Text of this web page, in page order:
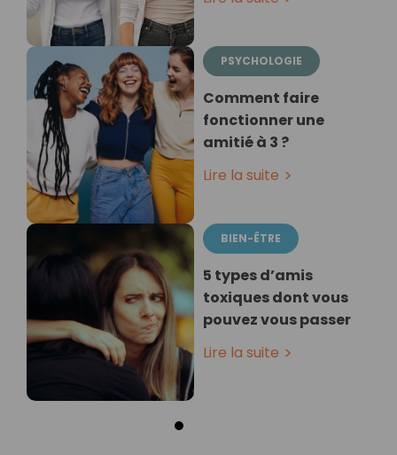
PSYCHOLOGIE
Comment faire
fonctionner une
amitié à 3 ?
Lire la suite
BIEN-ÊTRE
5 types d’amis
toxiques dont vous
pouvez vous passer
Lire la suite